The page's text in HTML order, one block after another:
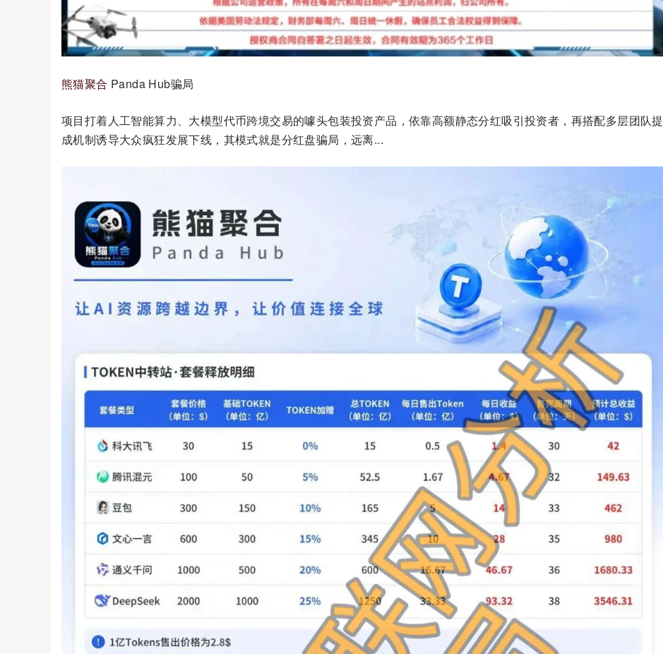
熊猫聚合 Panda Hub骗局
项目打着人工智能算力、大模型代币跨境交易的噱头包装投资产品，依靠高额静态分红吸引投资者，再搭配多层团队提
成机制诱导大众疯狂发展下线，其模式就是分红盘骗局，远离...